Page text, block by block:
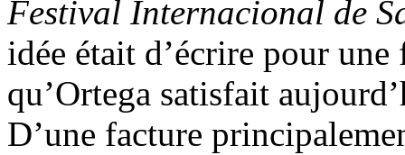
Festival Internacional de
idée était d’écrire pour
qu’Ortega satisfait
D’une facture